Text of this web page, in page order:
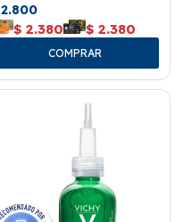
2.800
$ 2.380 $ 2.380